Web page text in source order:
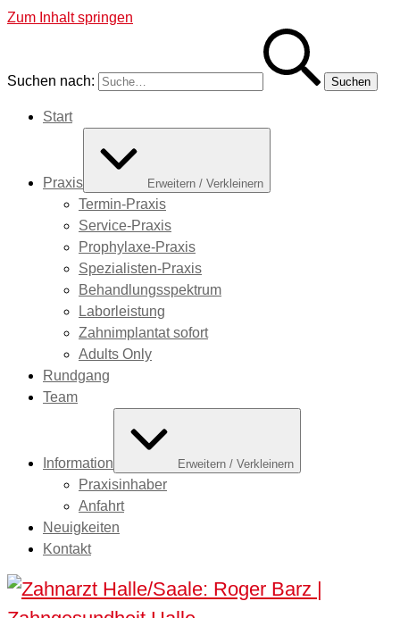
Zum Inhalt springen
Suchen nach:
Start
Praxis Erweitern / Verkleinern
Termin-Praxis
Service-Praxis
Prophylaxe-Praxis
Spezialisten-Praxis
Behandlungsspektrum
Laborleistung
Zahnimplantat sofort
Adults Only
Rundgang
Team
Information Erweitern / Verkleinern
Praxisinhaber
Anfahrt
Neuigkeiten
Kontakt